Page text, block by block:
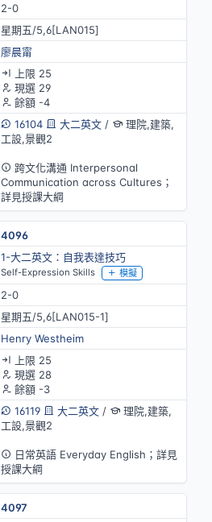
2-0
星期五/5,6[LAN015]
廖晨甯
上限 25
現選 29
餘額 -4
16104
大二英文/
理院,建築,
工設,景觀2
跨文化溝通 Interpersonal
Communication across Cultures；
詳見授課大綱
4096
1-大二英文：自我表達技巧
Self-Expression Skills 模擬
2-0
星期五/5,6[LAN015-1]
Henry Westheim
上限 25
現選 28
餘額 -3
16119
大二英文/
理院,建築,
工設,景觀2
日常英語 Everyday English；詳見
授課大綱
4097